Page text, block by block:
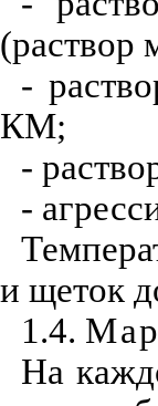
(раствор
-
КМ;
-
-
и щеток
1.4.
На